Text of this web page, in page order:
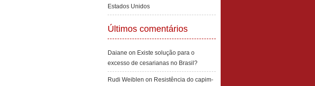
Estados Unidos
Últimos comentários
Daiane on Existe solução para o
excesso de cesarianas no Brasil?
Rudi Weiblen on Resistência do capim-